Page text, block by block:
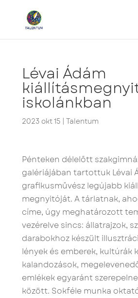
Lévai Ádám
iskolánkban
2023 okt 15| Talentum
Pénteken délelőtt
galériájában tartottuk Lévai
grafikusművész legújabb
megnyitóját. A tárlatnak,
címe, úgy meghatározott
vezérelve sincs: állatrajzok,
darabokhoz készült
lények és emberek, kultúrák
kalandozások,
emlékek egyaránt
között. Sokféle munka